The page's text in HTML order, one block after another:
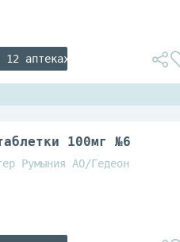
12 аптеках
100мг №6
Румыния АО/Гедеон